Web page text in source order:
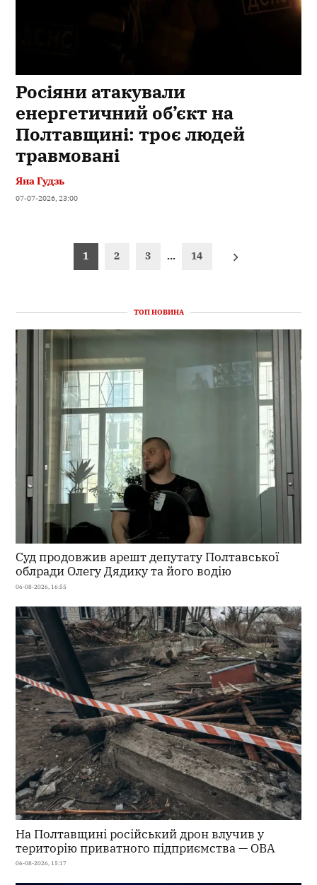
Росіяни атакували
енергетичний об’єкт на
Полтавщині: троє людей
травмовані
Яна Гудзь
07-07-2026, 23:00
1 2 3 … 14
ТОП НОВИНА
Суд продовжив арешт депутату Полтавської
облради Олегу Дядику та його водію
06-08-2026, 16:55
На Полтавщині російський дрон влучив у
територію приватного підприємства — ОВА
06-08-2026, 15:17